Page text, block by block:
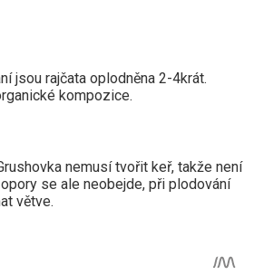
jsou rajčata oplodněna 2-4krát.
kompozice.
nemusí tvořit keř, takže není
se ale neobejde, při plodování
větve.